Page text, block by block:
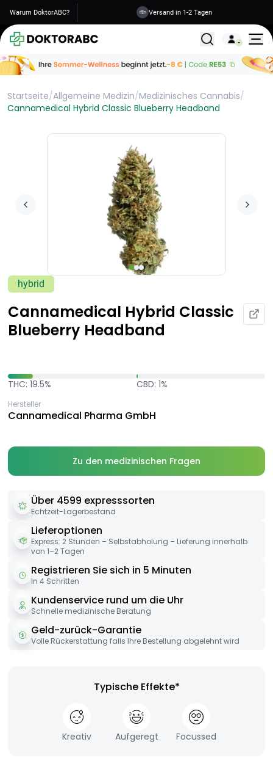
Warum DoktorABC? Versand in 1-2 Tagen
Alle
Startseite/Allgemeine Medizin/Medizinisches Cannabis/
Cannamedical Hybrid Classic Blueberry Headband
hybrid
Cannamedical Hybrid Classic
Blueberry Headband
THC: 19.5% CBD: 1%
Hersteller
Cannamedical Pharma GmbH
Zu den medizinischen Fragen
Über 4599 expresssorten
Echtzeit-Lagerbestand
Lieferoptionen
Express: 2 Stunden – Selbstabholung – Lieferung innerhalb
von 1–2 Tagen
Registrieren Sie sich in 5 Minuten
In 4 Schritten
Kundenservice rund um die Uhr
Schnelle medizinische Beratung
Geld-zurück-Garantie
Volle Rückerstattung falls Ihre Bestellung abgelehnt wird
Typische Effekte*
Kreativ Aufgeregt Focussed